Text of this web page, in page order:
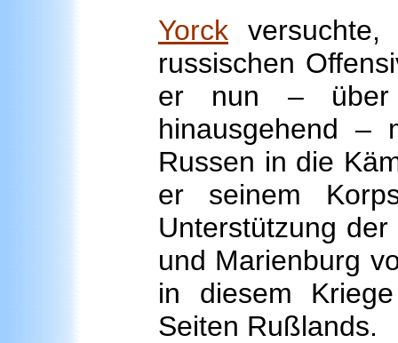
Yorck
russischen
er nun –
hinausgehend –
Russen in die
er seinem
Unterstützung
und Marienburg
in diesem
Seiten Rußlands.